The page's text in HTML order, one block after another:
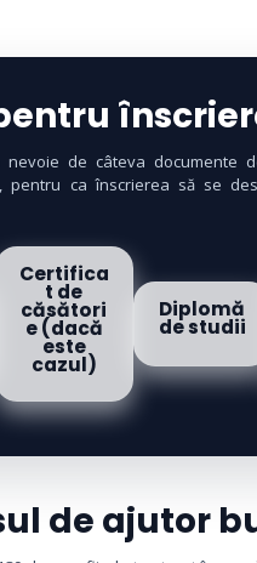
de câteva documente
pentru ca înscrierea să se
Certifica
t de
căsători
e (dacă
este
cazul)
Diplomă
de studii
de ajutor